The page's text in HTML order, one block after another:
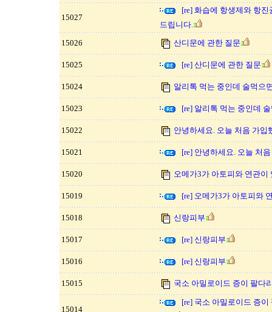
15027
[re] 화습에 항생제와 항
드립니다.
15026
산디문에 관한 질문
15025 [re] 산디문에 관한 질문
15024 알리톡 먹는 중인데 술먹으
15023 [re] 알리톡 먹는 중인데
15022 안녕하세요. 오늘 처음 가입
15021 [re] 안녕하세요. 오늘 처
15020 오메가3가 아토피와 연관이
15019 [re] 오메가3가 아토피와
15018 신랑피부
15017 [re] 신랑피부
15016 [re] 신랑피부
15015 국소 아밀로이드 증이 팔다
15014
[re] 국소 아밀로이드 증